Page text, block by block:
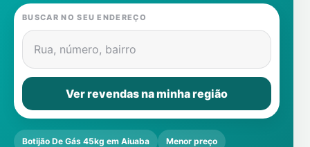
Gás
Contatos
BUSCAR NO SEU ENDEREÇO
Rua, número, bairro
Ver revendas na minha região
Botijão De Gás 45kg em Aiuaba Menor preço